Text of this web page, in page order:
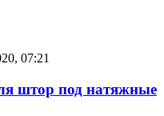
07:21
штор под натяжные